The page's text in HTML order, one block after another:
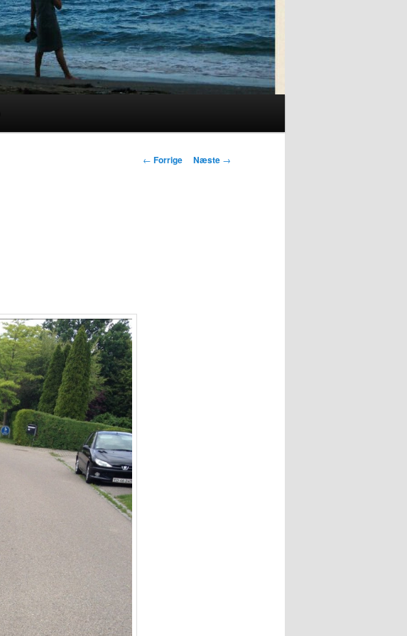
Indlægsnavigation
← Forrige Næste →